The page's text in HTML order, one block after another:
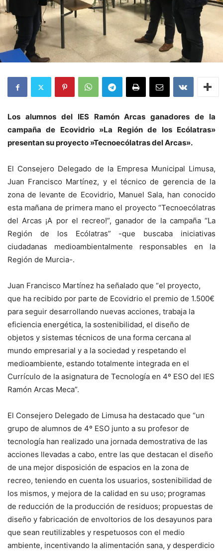
Los alumnos del IES Ramón Arcas ganadores de la
campaña de Ecovidrio »La Región de los Ecólatras»
presentan su proyecto »Tecnoecólatras del Arcas».
El Consejero Delegado de la Empresa Municipal Limusa,
Juan Francisco Martínez, y el técnico de gerencia de la
zona de levante de Ecovidrio, Manuel Sala, han conocido
esta mañana de primera mano el proyecto “Tecnoecólatras
del Arcas ¡A por el recreo!”, ganador de la campaña “La
Región de los Ecólatras” -que buscaba iniciativas
ciudadanas medioambientalmente responsables en la
Región de Murcia-.
Juan Francisco Martínez ha señalado que “el proyecto,
que ha recibido por parte de Ecovidrio el premio de 1.500€
para seguir desarrollando nuevas acciones, trabaja la
eficiencia energética, la sostenibilidad, el diseño de
objetos y sistemas técnicos de una forma cercana al
mundo empresarial y a la sociedad y respetando el
medioambiente, estando totalmente integrada en el
Currículo de la asignatura de Tecnología en 4º ESO del IES
Ramón Arcas Meca”.
El Consejero Delegado de Limusa ha destacado que “un
grupo de alumnos de 4º ESO junto a su profesor de
tecnología han realizado una jornada demostrativa de las
acciones llevadas a cabo, entre las que destacan el diseño
de una mejor disposición de espacios en la zona de
recreo, teniendo en cuenta los usuarios, sostenibilidad de
los mismos, y mejora de la calidad en su uso; programas
de reducción de la producción de residuos; propuestas de
diseño y fabricación de envoltorios de los desayunos para
que sean reutilizables y respetuosos con el medio
ambiente, incentivando la alimentación sana, y desperdicio